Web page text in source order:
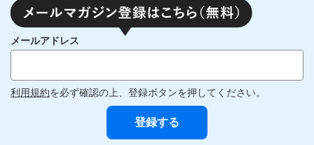
メールアドレス
利用規約を必ず確認の上、登録ボタンを押してください。